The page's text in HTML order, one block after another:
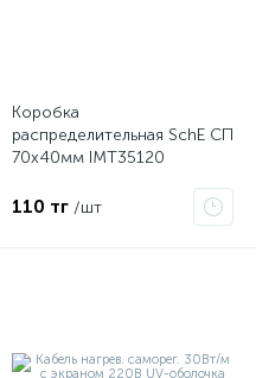
Коробка
распределительная SchE СП
70х40мм IMT35120
110 тг /шт